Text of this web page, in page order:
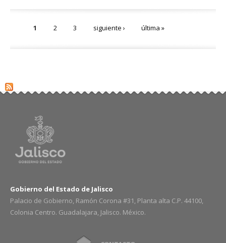
1 2 3 siguiente › última »
Gobierno del Estado de Jalisco
Palacio de Gobierno, Ramón Corona #31, Planta alta C.P. 44100,
Colonia Centro. Guadalajara, Jalisco. México.